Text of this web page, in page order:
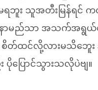
မရဘူး သူအတီးမြန်ရ
ာမည်သာ အသက်အရွယ်
စိတ်ထင်လို့လားမသိဘေူး
ပြောင်သွားသလိုပဲဗျ။